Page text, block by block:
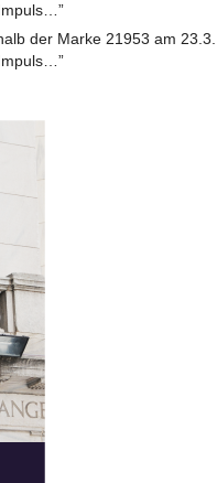
der Marke 21953 am 23.3.